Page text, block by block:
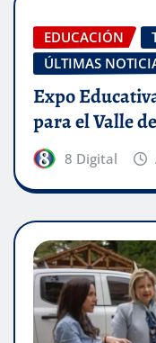
EDUCACIÓN
ÚLTIMAS
Expo
para el Valle
8 Digital